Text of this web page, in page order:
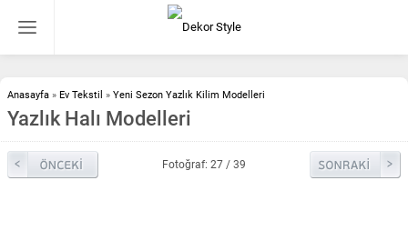
Anasayfa » Ev Tekstil » Yeni Sezon Yazlık Kilim Modelleri
Yazlık Halı Modelleri
Fotoğraf: 27 / 39